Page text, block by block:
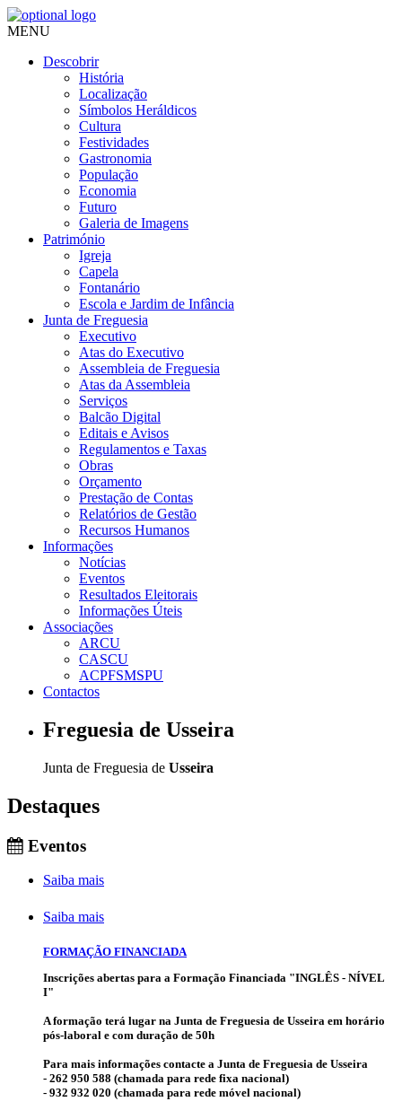
MENU
Descobrir
História
Localização
Símbolos Heráldicos
Cultura
Festividades
Gastronomia
População
Economia
Futuro
Galeria de Imagens
Património
Igreja
Capela
Fontanário
Escola e Jardim de Infância
Junta de Freguesia
Executivo
Atas do Executivo
Assembleia de Freguesia
Atas da Assembleia
Serviços
Balcão Digital
Editais e Avisos
Regulamentos e Taxas
Obras
Orçamento
Prestação de Contas
Relatórios de Gestão
Recursos Humanos
Informações
Notícias
Eventos
Resultados Eleitorais
Informações Úteis
Associações
ARCU
CASCU
ACPFSMSPU
Contactos
Freguesia de Usseira
Junta de Freguesia de Usseira
Destaques
Eventos
Saiba mais
Saiba mais
FORMAÇÃO FINANCIADA
Inscrições abertas para a Formação Financiada "INGLÊS - NÍVEL
I"
A formação terá lugar na Junta de Freguesia de Usseira em horário
pós-laboral e com duração de 50h
Para mais informações contacte a Junta de Freguesia de Usseira
- 262 950 588 (chamada para rede fixa nacional)
- 932 932 020 (chamada para rede móvel nacional)